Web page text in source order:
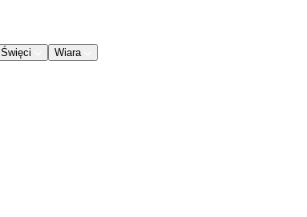
Święci Wiara